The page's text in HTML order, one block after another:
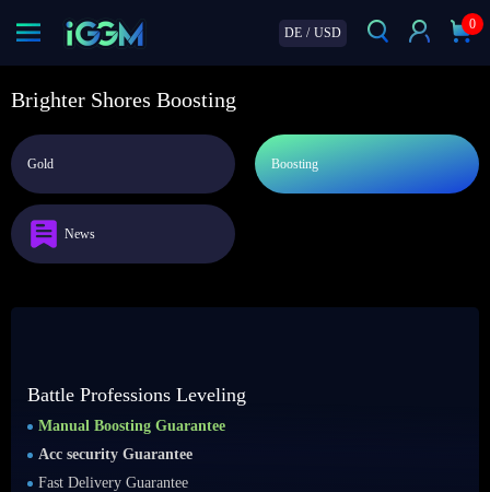
DE / USD
0
Brighter Shores Boosting
Gold Boosting
News
Battle Professions Leveling
Manual Boosting Guarantee
Acc security Guarantee
Fast Delivery Guarantee